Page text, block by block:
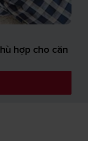
hợp cho căn